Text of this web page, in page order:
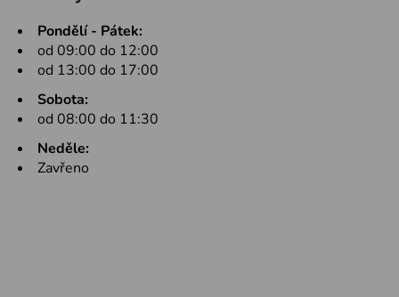
Pondělí - Pátek:
od 09:00 do 12:00
od 13:00 do 17:00
Sobota:
od 08:00 do 11:30
Neděle:
Zavřeno